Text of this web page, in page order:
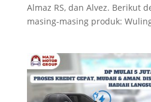
Almaz RS, dan Alvez. Berikut
masing-masing produk: